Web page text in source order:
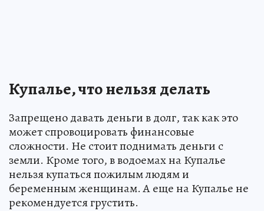
Купалье, что нельзя делать
Запрещено давать деньги в долг, так как это
может спровоцировать финансовые
сложности. Не стоит поднимать деньги с
земли. Кроме того, в водоемах на Купалье
нельзя купаться пожилым людям и
беременным женщинам. А еще на Купалье не
рекомендуется грустить.